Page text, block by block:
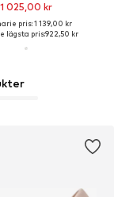
1 025,00 kr
pris: 1 139,00 kr
lägsta pris:922,50 kr